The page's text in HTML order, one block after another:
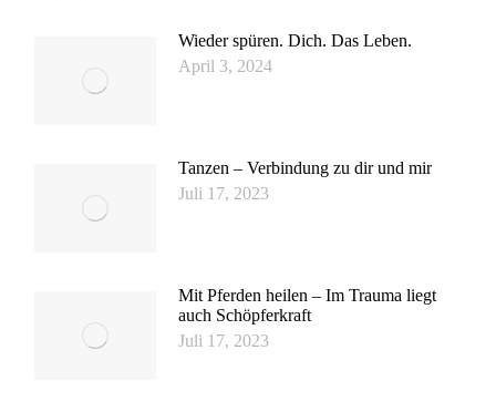
Wieder spüren. Dich. Das Leben.
April 3, 2024
Tanzen – Verbindung zu dir und mir
Juli 17, 2023
Mit Pferden heilen – Im Trauma liegt
auch Schöpferkraft
Juli 17, 2023